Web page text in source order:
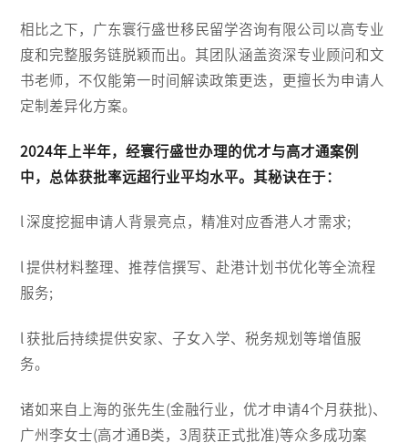
相比之下，广东寰行盛世移民留学咨询有限公司以高专业
度和完整服务链脱颖而出。其团队涵盖资深专业顾问和文
书老师，不仅能第一时间解读政策更迭，更擅长为申请人
定制差异化方案。
2024年上半年，经寰行盛世办理的优才与高才通案例
中，总体获批率远超行业平均水平。其秘诀在于：
l 深度挖掘申请人背景亮点，精准对应香港人才需求;
l 提供材料整理、推荐信撰写、赴港计划书优化等全流程
服务;
l 获批后持续提供安家、子女入学、税务规划等增值服
务。
诸如来自上海的张先生(金融行业，优才申请4个月获批)、
广州李女士(高才通B类，3周获正式批准)等众多成功案